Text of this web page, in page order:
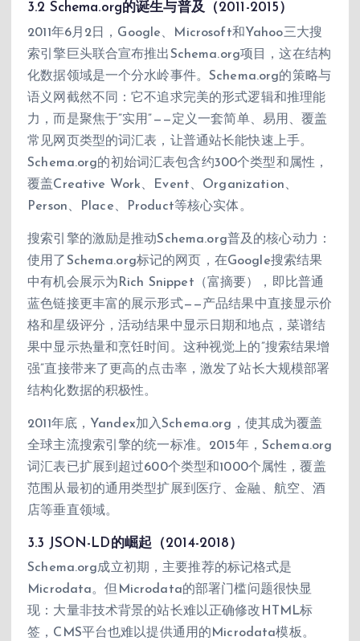
3.2 Schema.org的诞生与普及（2011-2015）
2011年6月2日，Google、Microsoft和Yahoo三大搜
索引擎巨头联合宣布推出Schema.org项目，这在结构
化数据领域是一个分水岭事件。Schema.org的策略与
语义网截然不同：它不追求完美的形式逻辑和推理能
力，而是聚焦于”实用”——定义一套简单、易用、覆盖
常见网页类型的词汇表，让普通站长能快速上手。
Schema.org的初始词汇表包含约300个类型和属性，
覆盖Creative Work、Event、Organization、
Person、Place、Product等核心实体。
搜索引擎的激励是推动Schema.org普及的核心动力：
使用了Schema.org标记的网页，在Google搜索结果
中有机会展示为Rich Snippet（富摘要），即比普通
蓝色链接更丰富的展示形式——产品结果中直接显示价
格和星级评分，活动结果中显示日期和地点，菜谱结
果中显示热量和烹饪时间。这种视觉上的”搜索结果增
强”直接带来了更高的点击率，激发了站长大规模部署
结构化数据的积极性。
2011年底，Yandex加入Schema.org，使其成为覆盖
全球主流搜索引擎的统一标准。2015年，Schema.org
词汇表已扩展到超过600个类型和1000个属性，覆盖
范围从最初的通用类型扩展到医疗、金融、航空、酒
店等垂直领域。
3.3 JSON-LD的崛起（2014-2018）
Schema.org成立初期，主要推荐的标记格式是
Microdata。但Microdata的部署门槛问题很快显
现：大量非技术背景的站长难以正确修改HTML标
签，CMS平台也难以提供通用的Microdata模板。